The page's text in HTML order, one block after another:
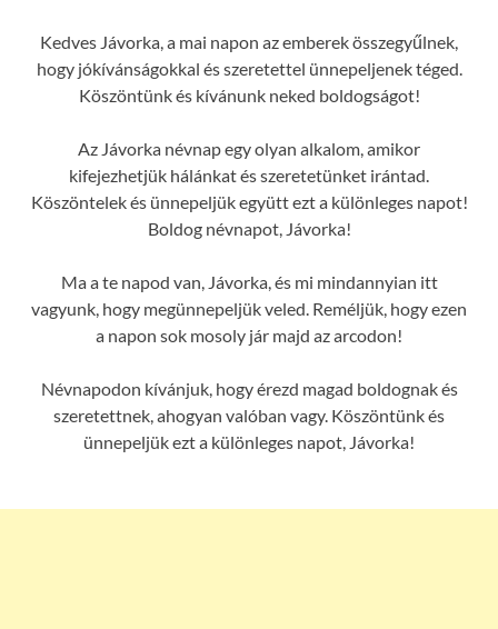
Kedves Jávorka, a mai napon az emberek összegyűlnek,
hogy jókívánságokkal és szeretettel ünnepeljenek téged.
Köszöntünk és kívánunk neked boldogságot!
Az Jávorka névnap egy olyan alkalom, amikor
kifejezhetjük hálánkat és szeretetünket irántad.
Köszöntelek és ünnepeljük együtt ezt a különleges napot!
Boldog névnapot, Jávorka!
Ma a te napod van, Jávorka, és mi mindannyian itt
vagyunk, hogy megünnepeljük veled. Reméljük, hogy ezen
a napon sok mosoly jár majd az arcodon!
Névnapodon kívánjuk, hogy érezd magad boldognak és
szeretettnek, ahogyan valóban vagy. Köszöntünk és
ünnepeljük ezt a különleges napot, Jávorka!